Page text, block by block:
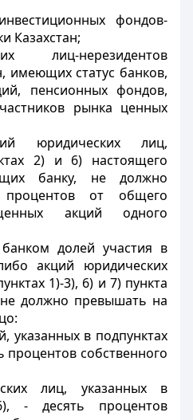
фондов-
Казахстан;
лиц-нерезидентов
имеющих статус банков,
пенсионных фондов,
рынка ценных
юридических лиц,
2) и 6) настоящего
банку, не должно
от общего
акций одного
долей участия в
акций юридических
1)-3), 6) и 7) пункта
должно превышать на
указанных в подпунктах
процентов собственного
лиц, указанных в
- десять процентов